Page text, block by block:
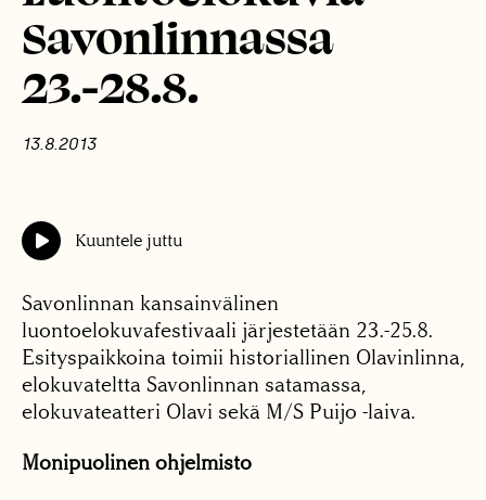
Savonlinnassa
23.-28.8.
13.8.2013
Kuuntele juttu
Savonlinnan kansainvälinen
luontoelokuvafestivaali järjestetään 23.-25.8.
Esityspaikkoina toimii historiallinen Olavinlinna,
elokuvateltta Savonlinnan satamassa,
elokuvateatteri Olavi sekä M/S Puijo -laiva.
Monipuolinen ohjelmisto